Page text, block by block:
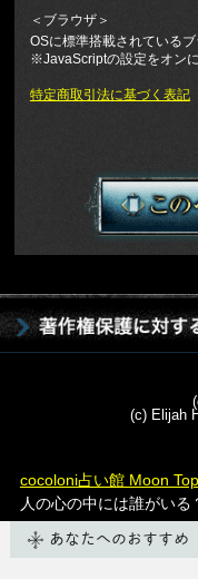
＜ブラウザ＞
OSに標準搭載されているブ
※JavaScriptの設定をオン
特定商取引法に基づく表記
(c) Elijah
cocoloni占い館 Moon Top
人の心の中には誰がい
あなたへのおすすめ